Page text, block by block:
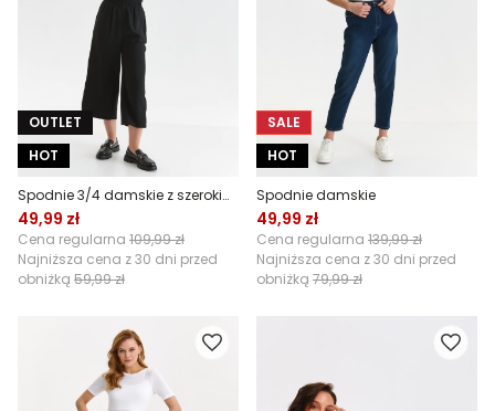
OUTLET
HOT
Spodnie 3/4 damskie z szerokimi nogawkami
49,99 zł
Cena regularna 109,99 zł
Najniższa cena z 30 dni przed
obniżką 59,99 zł
SALE
HOT
Spodnie damskie
49,99 zł
Cena regularna 139,99 zł
Najniższa cena z 30 dni przed
obniżką 79,99 zł